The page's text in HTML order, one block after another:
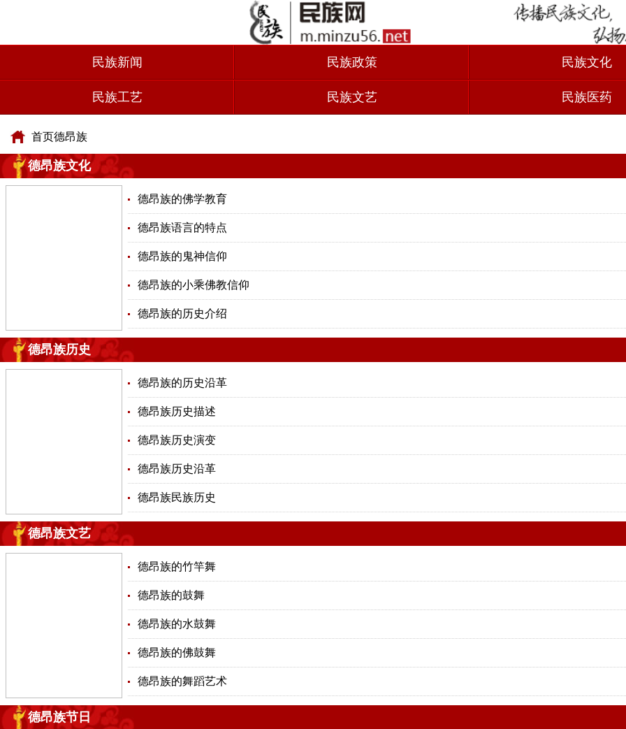
民族新闻 民族政策 民族文化
民族工艺 民族文艺 民族医药
首页德昂族
德昂族文化
德昂族的佛学教育
德昂族语言的特点
德昂族的鬼神信仰
德昂族的小乘佛教信仰
德昂族的历史介绍
德昂族历史
德昂族的历史沿革
德昂族历史描述
德昂族历史演变
德昂族历史沿革
德昂族民族历史
德昂族文艺
德昂族的竹竿舞
德昂族的鼓舞
德昂族的水鼓舞
德昂族的佛鼓舞
德昂族的舞蹈艺术
德昂族节日